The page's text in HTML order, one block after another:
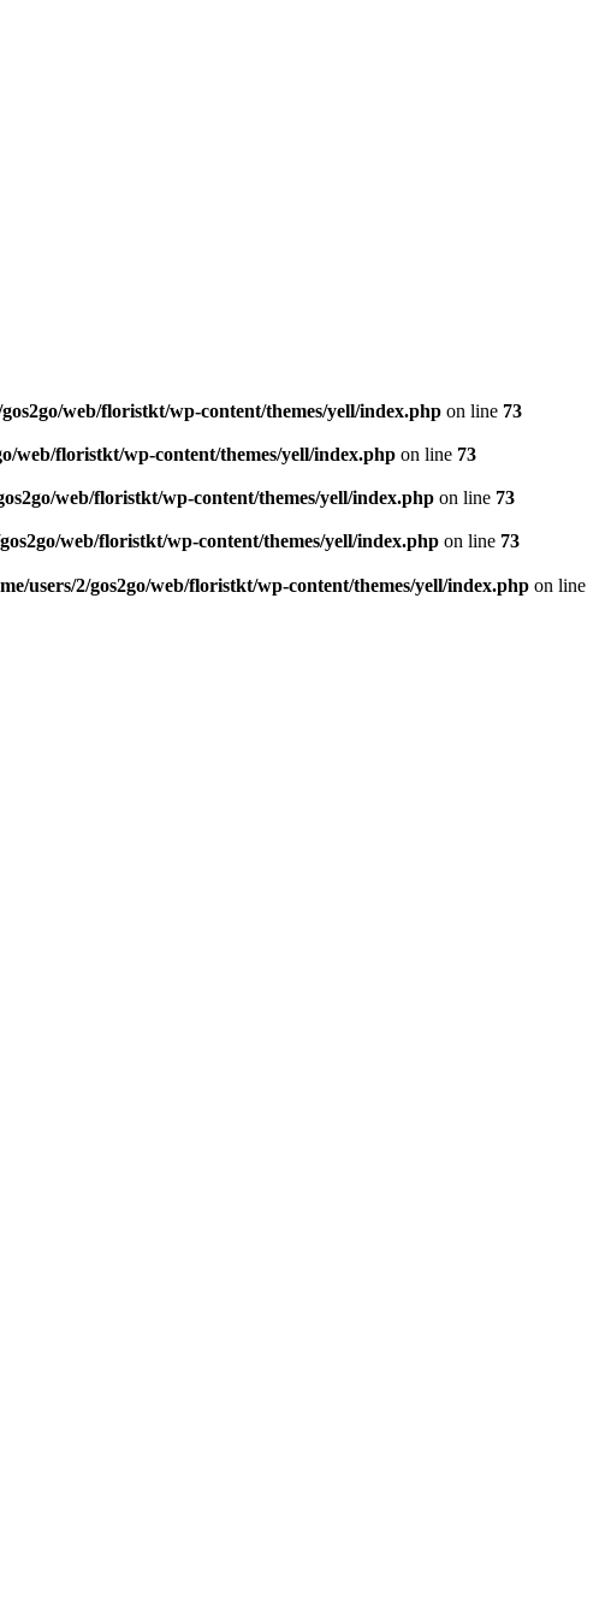
gos2go/web/floristkt/wp-content/themes/yell/index.php on line 73
web/floristkt/wp-content/themes/yell/index.php on line 73
web/floristkt/wp-content/themes/yell/index.php on line 73
web/floristkt/wp-content/themes/yell/index.php on line 73
users/2/gos2go/web/floristkt/wp-content/themes/yell/index.php on line